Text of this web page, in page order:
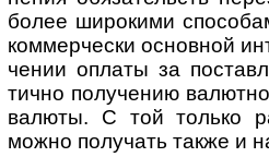
более широ­кими
ком­мер­чески основ­ной
че­нии оплаты за
тично полу­чению
валюты. С той только
можно полу­чать также и